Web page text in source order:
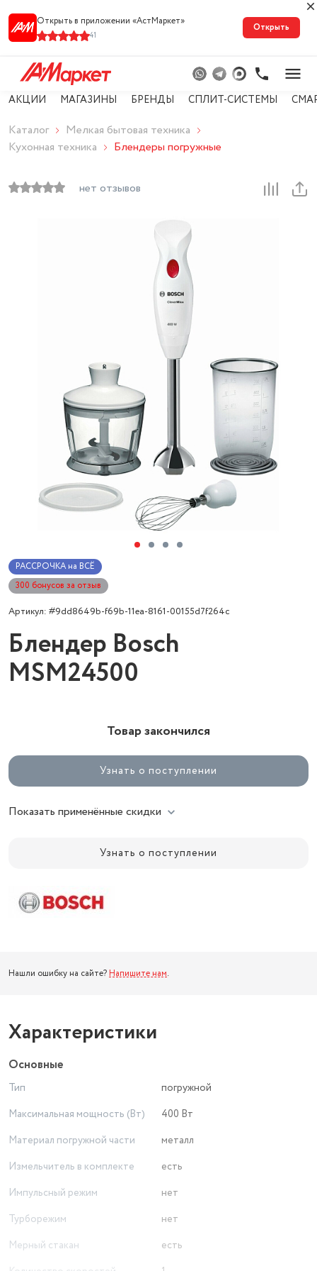
Открыть в приложении «АстМарке‪т‬»
41
Открыть
АКЦИИ МАГАЗИНЫ БРЕНДЫ СПЛИТ-СИСТЕМЫ
Каталог
Мелкая бытовая техника
Кухонная техника
Блендеры погружные
нет отзывов
РАССРОЧКА на ВСЁ
300 бонусов за отзыв
Артикул: #9dd8649b-f69b-11ea-8161-00155d7f264c
Блендер Bosch
MSM24500
Товар закончился
Узнать о поступлении
Показать применённые скидки
Узнать о поступлении
Нашли ошибку на сайте? Напишите нам.
Характеристики
Основные
Тип
погружной
Максимальная мощность (Вт)
400 Вт
Материал погружной части
металл
Измельчитель в комплекте
есть
Импульсный режим
нет
Турборежим
нет
Мерный стакан
есть